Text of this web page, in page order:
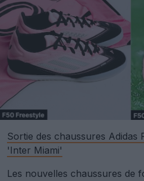
Sortie des chaussures Adidas
'Inter Miami'
Les nouvelles chaussures de